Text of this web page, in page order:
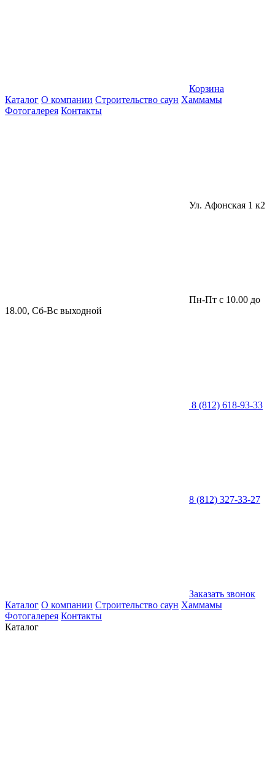
Корзина
Каталог О компании Строительство саун Хаммамы
Фотогалерея Контакты
Ул. Афонская 1 к2
Пн-Пт с 10.00 до
18.00, Сб-Вс выходной
8 (812) 618-93-33
8 (812) 327-33-27
Заказать звонок
Каталог О компании Строительство саун Хаммамы
Фотогалерея Контакты
Каталог